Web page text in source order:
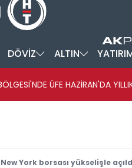
DÖVİZ ALTIN
ÜFE HAZİRAN'DA
New York borsası yükselişle